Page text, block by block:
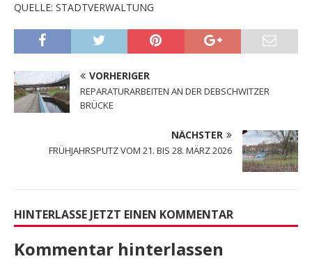
QUELLE: STADTVERWALTUNG
VORHERIGER
REPARATURARBEITEN AN DER DEBSCHWITZER
BRÜCKE
NÄCHSTER
FRÜHJAHRSPUTZ VOM 21. BIS 28. MÄRZ 2026
HINTERLASSE JETZT EINEN KOMMENTAR
Kommentar hinterlassen